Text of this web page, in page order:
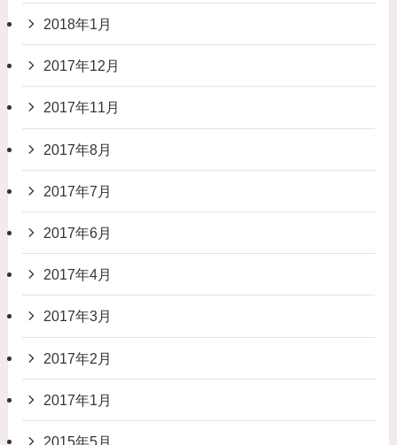
2018年1月
2017年12月
2017年11月
2017年8月
2017年7月
2017年6月
2017年4月
2017年3月
2017年2月
2017年1月
2015年5月